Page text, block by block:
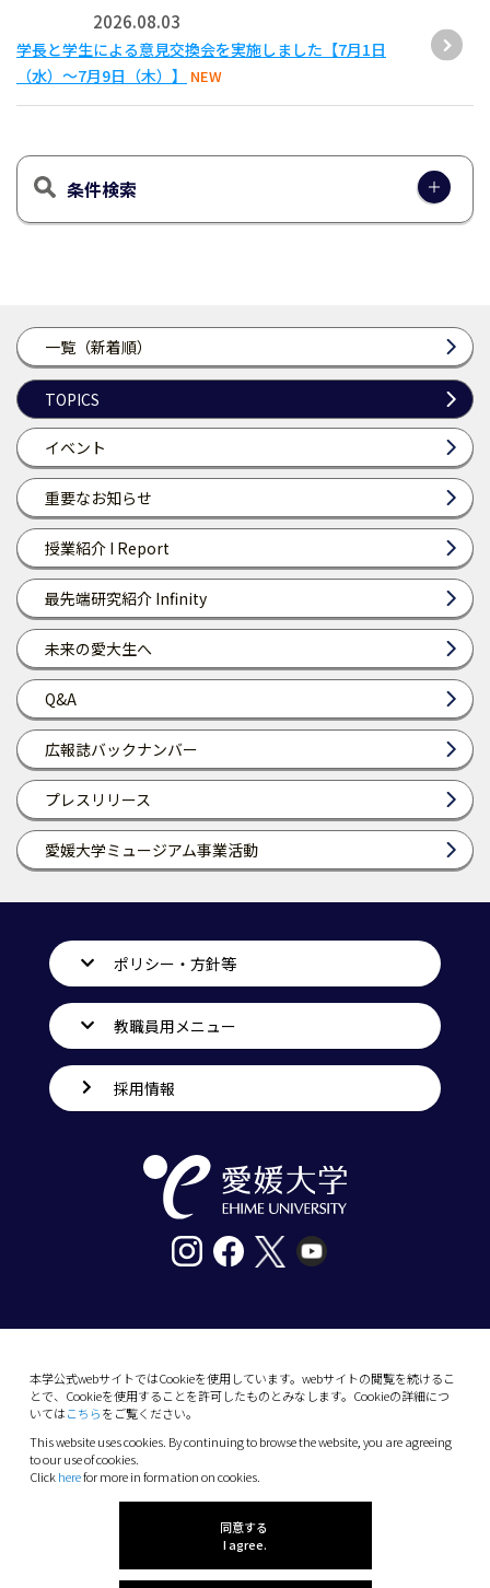
一覧（新着順）
TOPICS
イベント
重要なお知らせ
授業紹介 I Report
最先端研究紹介 Infinity
未来の愛大生へ
Q&A
広報誌バックナンバー
プレスリリース
愛媛大学ミュージアム事業活動
2026.08.03
学長と学生による意見交換会を実施しました【7月1日
（水）～7月9日（木）】
NEW
条件検索
本学公式webサイトではCookieを使用しています。webサイトの閲覧を続けるこ
とで、Cookieを使用することを許可したものとみなします。Cookieの詳細につ
いてはこちらをご覧ください。
This website uses cookies. By continuing to browse the website, you are agreeing
to our use of cookies.
Clickherefor more in formation on cookies.
同意する
I agree.
ポリシー・方針等
教職員用メニュー
採用情報
10-13 Dogo-Himata, Matsuyama, Ehime 790-
Phone: +81 89-927-9000
(C) 2026 Ehime University.